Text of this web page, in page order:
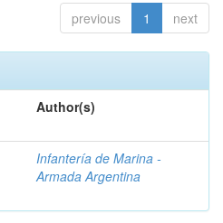
previous 1 next
Author(s)
Infantería de Marina -
Armada Argentina